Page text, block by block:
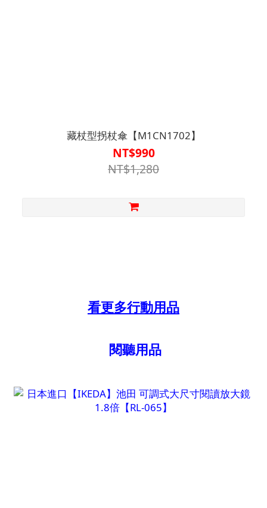
藏杖型拐杖傘【M1CN1702】
NT$990
NT$1,280
看更多行動用品
閱聽用品